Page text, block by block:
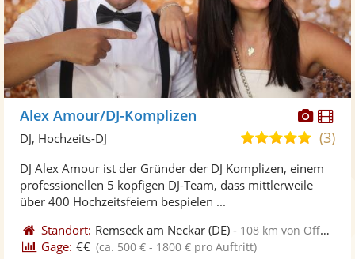
Fotos
Alex Amour/DJ-Komplizen
5,0
5
(3)
DJ, Hochzeits-DJ
DJ Alex Amour ist der Gründer der DJ Komplizen, einem
professionellen 5 köpfigen DJ-Team, dass mittlerweile
über 400 Hochzeitsfeiern bespielen ...
Standort: Remseck am Neckar (DE) - 108 km von Offenburg
Gage: €€ (ca. 500 € - 1800 € pro Auftritt)